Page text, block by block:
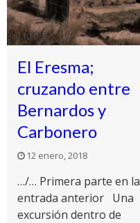
El Eresma;
cruzando entre
Bernardos y
Carbonero
12 enero, 2018
…/… Primera parte en la
entrada anterior Una
excursión dentro de